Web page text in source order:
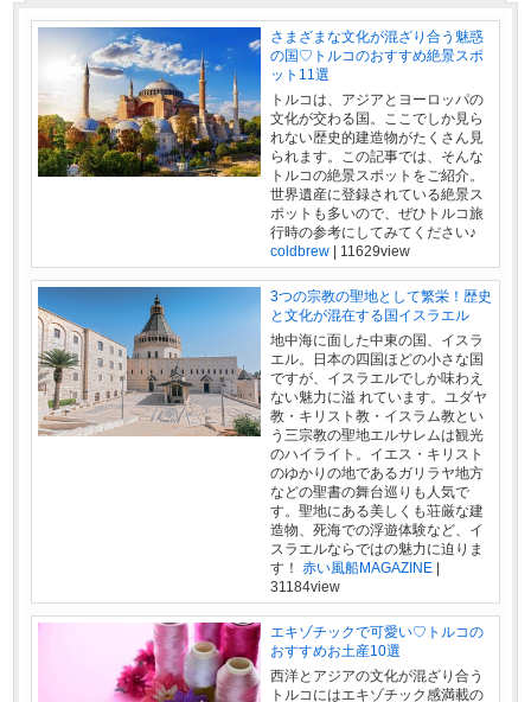
さまざまな文化が混ざり合う魅惑
の国♡トルコのおすすめ絶景スポ
ット11選
トルコは、アジアとヨーロッパの
文化が交わる国。ここでしか見ら
れない歴史的建造物がたくさん見
られます。この記事では、そんな
トルコの絶景スポットをご紹介。
世界遺産に登録されている絶景ス
ポットも多いので、ぜひトルコ旅
行時の参考にしてみてください♪
coldbrew| 11629view
3つの宗教の聖地として繁栄！歴史
と文化が混在する国イスラエル
地中海に面した中東の国、イスラ
エル。日本の四国ほどの小さな国
ですが、イスラエルでしか味わえ
ない魅力に溢 れています。ユダヤ
教・キリスト教・イスラム教とい
う三宗教の聖地エルサレムは観光
のハイライト。イエス・キリスト
のゆかりの地であるガリラヤ地方
などの聖書の舞台巡りも人気で
す。聖地にある美しくも荘厳な建
造物、死海での浮遊体験など、イ
スラエルならではの魅力に迫りま
す！ 赤い風船MAGAZINE|
31184view
エキゾチックで可愛い♡トルコの
おすすめお土産10選
西洋とアジアの文化が混ざり合う
トルコにはエキゾチック感満載の